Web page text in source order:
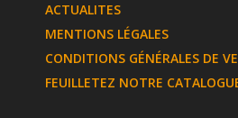
ACTUALITES
MENTIONS LÉGALES
CONDITIONS GÉNÉRALES DE
FEUILLETEZ NOTRE